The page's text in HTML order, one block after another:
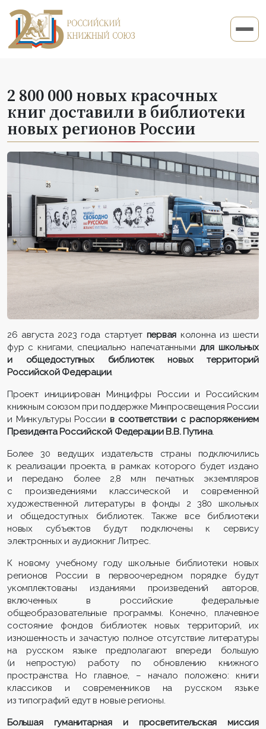
2 800 000 новых красочных
книг доставили в библиотеки
новых регионов России
26 августа 2023 года стартует первая колонна из шести
фур с книгами, специально напечатаннымидля школьных
и общедоступных библиотек новых территорий
Российской Федерации.
Проект инициирован Минцифры России и Российским
книжным союзом при поддержке Минпросвещения России
и Минкультуры Россиив соответствии с распоряжением
Президента Российской Федерации В.В. Путина.
Более 30 ведущих издательств страны подключились
к реализации проекта, в рамках которого будет издано
и передано более 2,8 млн печатных экземпляров
с произведениями классической и современной
художественной литературы в фонды 2 380 школьных
и общедоступных библиотек. Также все библиотеки
новых субъектов будут подключены к сервису
электронных и аудиокниг Литрес.
К новому учебному году школьные библиотеки новых
регионов России в первоочередном порядке будут
укомплектованы изданиями произведений авторов,
включенных в российские федеральные
общеобразовательные программы. Конечно, плачевное
состояние фондов библиотек новых территорий, их
изношенность и зачастую полное отсутствие литературы
на русском языке предполагают впереди большую
(и непростую) работу по обновлению книжного
пространства. Но главное, – начало положено: книги
классиков и современников на русском языке
из типографий едут в новые регионы.
Большая гуманитарная и просветительская миссия